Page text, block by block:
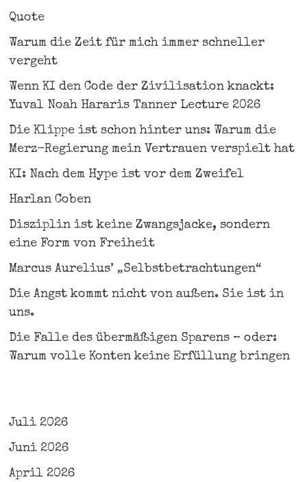
Quote
Warum die Zeit für mich immer schneller
vergeht
Wenn KI den Code der Zivilisation knackt:
Yuval Noah Hararis Tanner Lecture 2026
Die Klippe ist schon hinter uns: Warum die
Merz-Regierung mein Vertrauen verspielt hat
KI: Nach dem Hype ist vor dem Zweifel
Harlan Coben
Disziplin ist keine Zwangsjacke, sondern
eine Form von Freiheit
Marcus Aurelius’ „Selbstbetrachtungen“
Die Angst kommt nicht von außen. Sie ist in
uns.
Die Falle des übermäßigen Sparens – oder:
Warum volle Konten keine Erfüllung bringen
Juli 2026
Juni 2026
April 2026